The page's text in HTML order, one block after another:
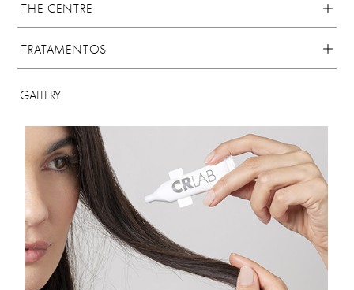
THE CENTRE
TRATAMENTOS
GALLERY